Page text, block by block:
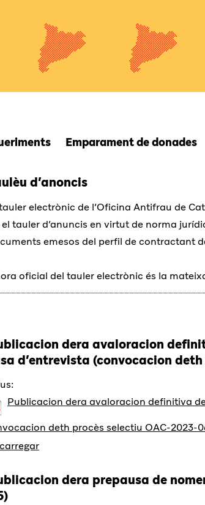
Emparament de donades
d’anoncis
electrònic de l’Oficina Antifrau de
el tauler d’anuncis en virtut de norma
emesos del perfil de contractant
oficial del tauler electrònic és la
dera avaloracion
d’entrevista (convocacion
Publicacion dera avaloracion definitiva
deth procès selectiu OAC-2023-
dera prepausa de